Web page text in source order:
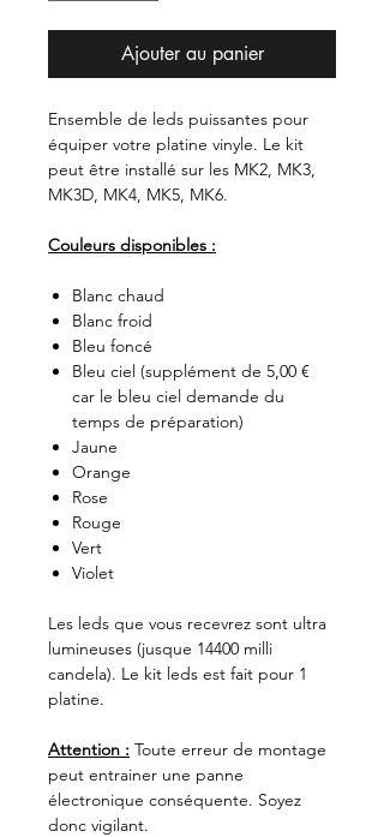
Ajouter au panier
Ensemble de leds puissantes pour
équiper votre platine vinyle. Le kit
peut être installé sur les MK2, MK3,
MK3D, MK4, MK5, MK6.
Couleurs disponibles :
Blanc chaud
Blanc froid
Bleu foncé
Bleu ciel (supplément de 5,00 €
car le bleu ciel demande du
temps de préparation)
Jaune
Orange
Rose
Rouge
Vert
Violet
Les leds que vous recevrez sont ultra
lumineuses (jusque 14400 milli
candela). Le kit leds est fait pour 1
platine.
Attention : Toute erreur de montage
peut entrainer une panne
électronique conséquente. Soyez
donc vigilant.